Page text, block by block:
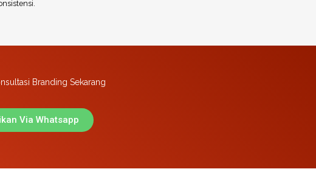
Branding Sekarang
Via Whatsapp